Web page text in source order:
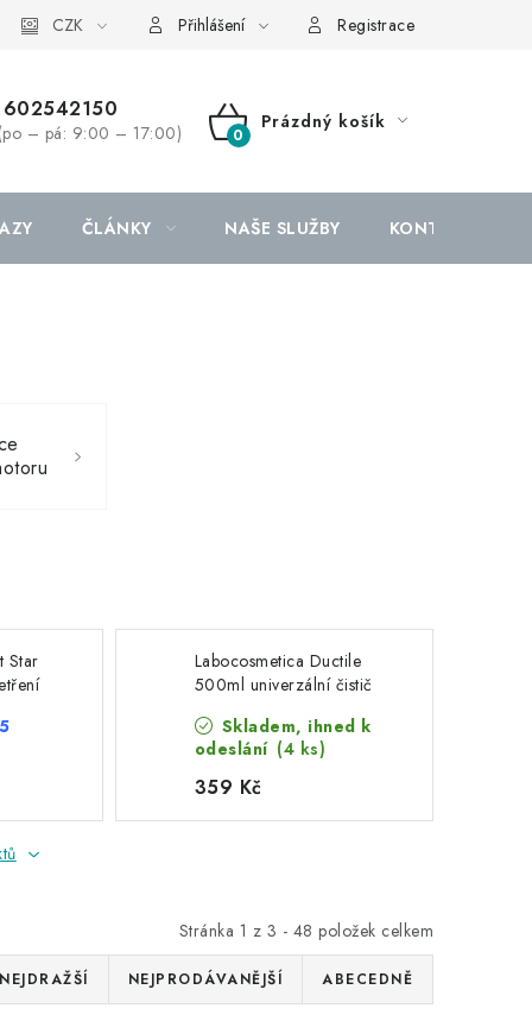
CZK Přihlášení Registrace
– pá: 9:00 – 17:00)
NÁKUPNÍ
Prázdný košík
ČLÁNKY NAŠE SLUŽBY KONTAKTY
Star
Labocosmetica Ductile
500ml univerzální čistič
Skladem, ihned k
odeslání (4 ks)
359 Kč
Stránka 1 z 3 - 48 položek celkem
NEJDRAŽŠÍ NEJPRODÁVANĚJŠÍ ABECEDNĚ